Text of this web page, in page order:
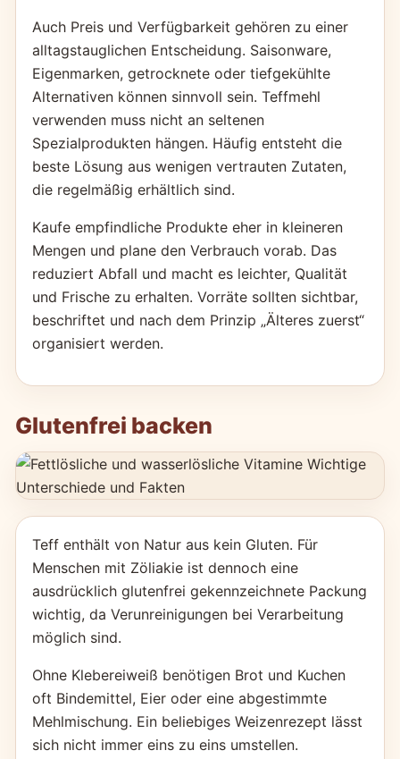
Auch Preis und Verfügbarkeit gehören zu einer
alltagstauglichen Entscheidung. Saisonware,
Eigenmarken, getrocknete oder tiefgekühlte
Alternativen können sinnvoll sein. Teffmehl
verwenden muss nicht an seltenen
Spezialprodukten hängen. Häufig entsteht die
beste Lösung aus wenigen vertrauten Zutaten,
die regelmäßig erhältlich sind.
Kaufe empfindliche Produkte eher in kleineren
Mengen und plane den Verbrauch vorab. Das
reduziert Abfall und macht es leichter, Qualität
und Frische zu erhalten. Vorräte sollten sichtbar,
beschriftet und nach dem Prinzip „Älteres zuerst“
organisiert werden.
Glutenfrei backen
Teff enthält von Natur aus kein Gluten. Für
Menschen mit Zöliakie ist dennoch eine
ausdrücklich glutenfrei gekennzeichnete Packung
wichtig, da Verunreinigungen bei Verarbeitung
möglich sind.
Ohne Klebereiweiß benötigen Brot und Kuchen
oft Bindemittel, Eier oder eine abgestimmte
Mehlmischung. Ein beliebiges Weizenrezept lässt
sich nicht immer eins zu eins umstellen.